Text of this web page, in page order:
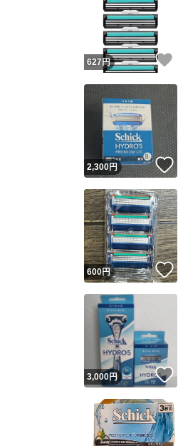
627 円
2,300円
600円
3,000円